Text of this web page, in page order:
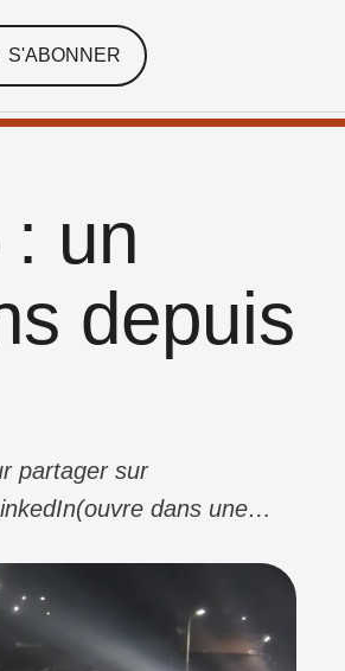
S'ABONNER
un
depuis
partager sur
dans une